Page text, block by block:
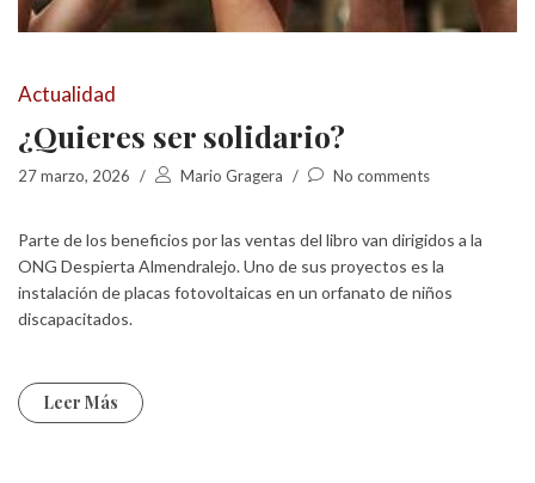
Actualidad
¿Quieres ser solidario?
27 marzo, 2026 / Mario Gragera / No comments
Parte de los beneficios por las ventas del libro van dirigidos a la
ONG Despierta Almendralejo. Uno de sus proyectos es la
instalación de placas fotovoltaicas en un orfanato de niños
discapacitados.
Leer Más